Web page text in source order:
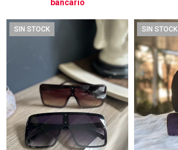
bancario
SIN STOCK SIN STOCK